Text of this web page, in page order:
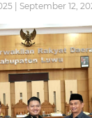
| September 12,